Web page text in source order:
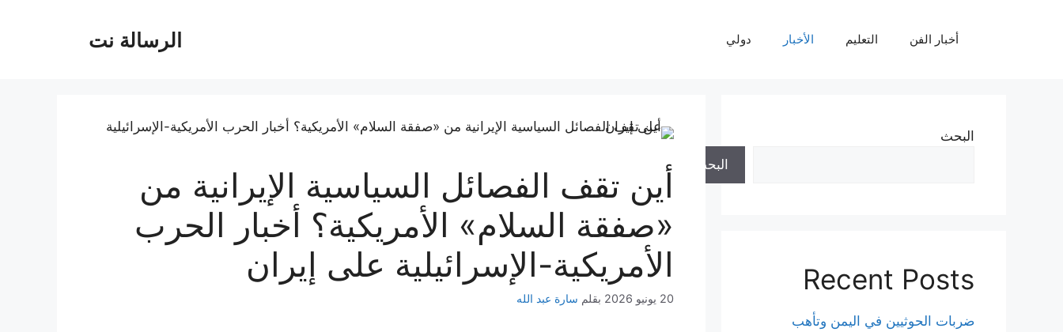
الرسالة نت أخبار الفن التعليم الأخبار دولي
أين تقف الفصائل السياسية الإيرانية من
«صفقة السلام» الأمريكية؟ أخبار الحرب
الأمريكية-الإسرائيلية على إيران
20 يونيو 2026 بقلم سارة عبد الله
البحث
البحث
Recent Posts
ضربات الحوثيين في اليمن وتأهب